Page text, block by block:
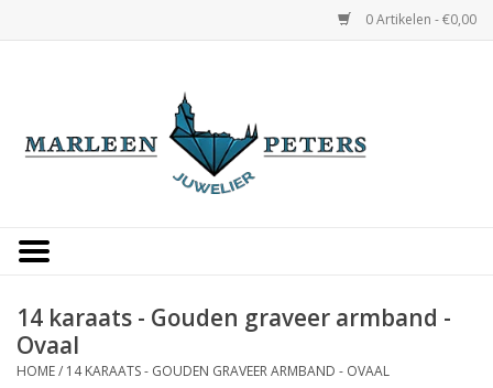
0 Artikelen - €0,00
14 karaats - Gouden graveer armband -
Ovaal
HOME/ 14 KARAATS - GOUDEN GRAVEER ARMBAND - OVAAL